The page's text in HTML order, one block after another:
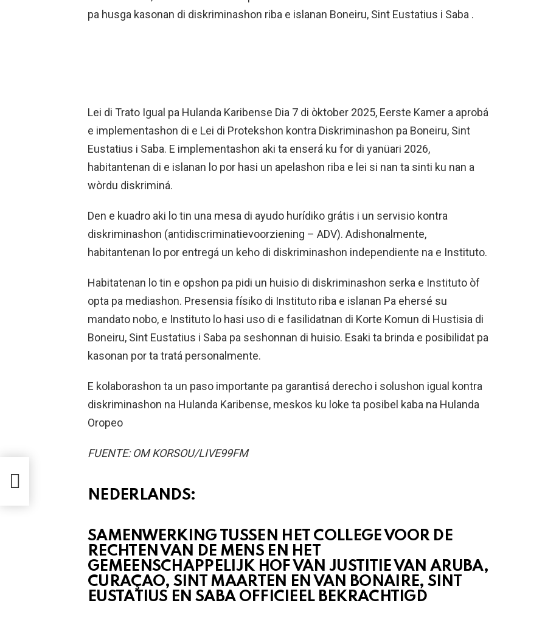
pa husga kasonan di diskriminashon riba e islanan Boneiru, Sint Eustatius i Saba .
Lei di Trato Igual pa Hulanda Karibense Dia 7 di òktober 2025, Eerste Kamer a aprobá
e implementashon di e Lei di Protekshon kontra Diskriminashon pa Boneiru, Sint
Eustatius i Saba. E implementashon aki ta enserá ku for di yanüari 2026,
habitantenan di e islanan lo por hasi un apelashon riba e lei si nan ta sinti ku nan a
wòrdu diskriminá.
Den e kuadro aki lo tin una mesa di ayudo hurídiko grátis i un servisio kontra
diskriminashon (antidiscriminatievoorziening – ADV). Adishonalmente,
habitantenan lo por entregá un keho di diskriminashon independiente na e Instituto.
Habitatenan lo tin e opshon pa pidi un huisio di diskriminashon serka e Instituto òf
opta pa mediashon. Presensia físiko di Instituto riba e islanan Pa ehersé su
mandato nobo, e Instituto lo hasi uso di e fasilidatnan di Korte Komun di Hustisia di
Boneiru, Sint Eustatius i Saba pa seshonnan di huisio. Esaki ta brinda e posibilidat pa
kasonan por ta tratá personalmente.
E kolaborashon ta un paso importante pa garantisá derecho i solushon igual kontra
diskriminashon na Hulanda Karibense, meskos ku loke ta posibel kaba na Hulanda
Oropeo
FUENTE: OM KORSOU/LIVE99FM
NEDERLANDS:
SAMENWERKING TUSSEN HET COLLEGE VOOR DE
RECHTEN VAN DE MENS EN HET
GEMEENSCHAPPELIJK HOF VAN JUSTITIE VAN ARUBA,
CURAÇAO, SINT MAARTEN EN VAN BONAIRE, SINT
EUSTATIUS EN SABA OFFICIEEL BEKRACHTIGD